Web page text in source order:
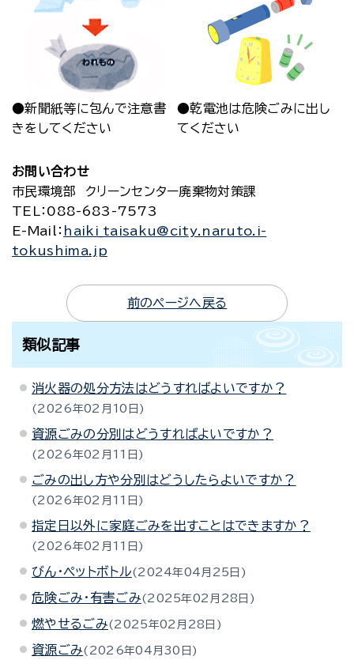
●新聞紙等に包んで注意書
きをしてください
●乾電池は危険ごみに出し
てください
お問い合わせ
市民環境部 クリーンセンター廃棄物対策課
TEL
：088-683-7573
E-Mail
： haiki_taisaku@city.naruto.i-
tokushima.jp
前のページへ戻る
類似記事
消火器の処分方法はどうすればよいですか？
2026年02月10日
資源ごみの分別はどうすればよいですか？
2026年02月11日
ごみの出し方や分別はどうしたらよいですか？
2026年02月11日
指定日以外に家庭ごみを出すことはできますか？
2026年02月11日
びん・ペットボトル 2024年04月25日
危険ごみ・有害ごみ 2025年02月28日
燃やせるごみ 2025年02月28日
資源ごみ 2026年04月30日